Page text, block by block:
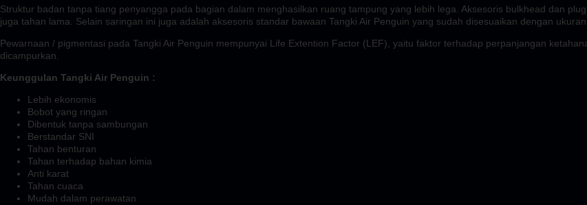
Struktur badan tanpa tiang penyangga pada bagian dalam menghasilkan ruang tampung yang lebih lega. Aksesoris bulkhead dan
juga tahan lama. Selain saringan ini juga adalah aksesoris standar bawaan Tangki Air Penguin yang sudah disesuaikan dengan
Pewarnaan / pigmentasi pada Tangki Air Penguin mempunyai Life Extention Factor (LEF), yaitu faktor terhadap perpanjangan
dicampurkan.
Keunggulan Tangki Air Penguin :
Lebih ekonomis
Bobot yang ringan
Dibentuk tanpa sambungan
Berstandar SNI
Tahan benturan
Tahan terhadap bahan kimia
Anti karat
Tahan cuaca
Mudah dalam perawatan